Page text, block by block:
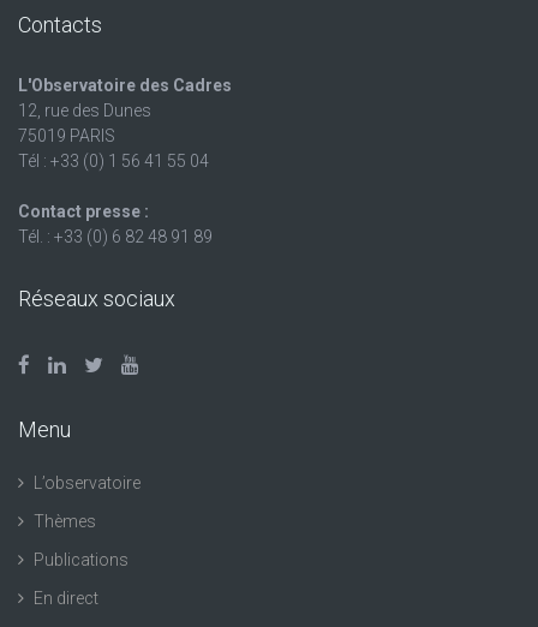
Contacts
L'Observatoire des Cadres
12, rue des Dunes
75019 PARIS
Tél : +33 (0) 1 56 41 55 04
Contact presse :
Tél. : +33 (0) 6 82 48 91 89
Réseaux sociaux
Menu
L’observatoire
Thèmes
Publications
En direct